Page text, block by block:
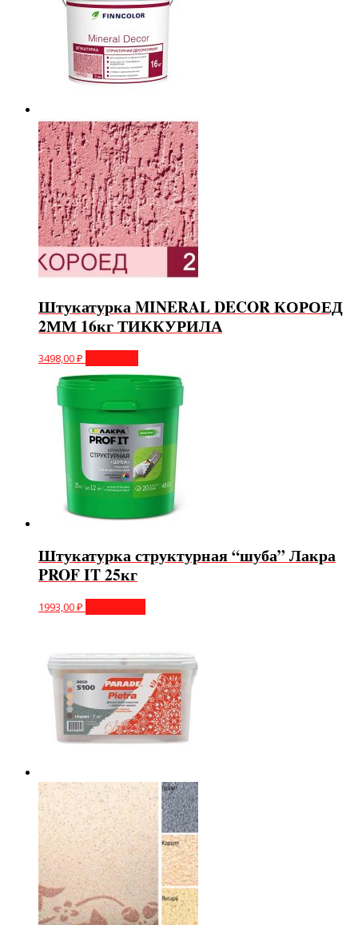
Штукатурка MINERAL DECOR КОРОЕД
2ММ 16кг ТИККУРИЛА
3498,00₽
Штукатурка структурная “шуба” Лакра
PROF IT 25кг
1993,00₽